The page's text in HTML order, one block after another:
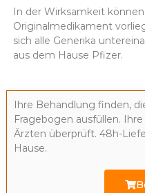
In der Wirksamkeit
Originalmedikament
sich alle Generika
aus dem Hause Pfizer.
Ihre Behandlung finden,
Fragebogen ausfüllen.
Ärzten überprüft. 48h-
Hause.